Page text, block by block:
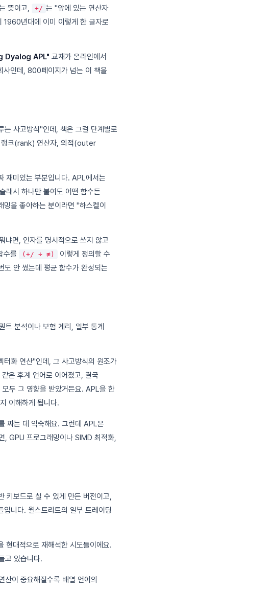
뜻이고, +/ 는 "앞에 있는 연산자
년대에 이미 이렇게 한 글자로
Dyalog APL" 교재가 온라인에서
사인데, 800페이지가 넘는 이 책을
는 사고방식"인데, 책은 그걸 단계별로
랭크(rank) 연산자, 외적(outer
재미있는 부분입니다. APL에서는
래시 하나만 붙여도 어떤 함수든
을 좋아하는 분이라면 "하스켈이
냐면, 인자를 명시적으로 쓰지 않고
수를
(+/ ÷ ≢)
이렇게 정의할 수
안 썼는데 평균 함수가 완성되는
트 분석이나 보험 계리, 일부 통계
터화 연산"인데, 그 사고방식의 원조가
은 후계 언어로 이어졌고, 결국
두 그 영향을 받았거든요. APL을 한
이해하게 됩니다.
짜는 데 익숙해요. 그런데 APL은
, GPU 프로그래밍이나 SIMD 최적화,
키보드로 칠 수 있게 만든 버전이고,
니다. 월스트리트의 일부 트레이딩
현대적으로 재해석한 시도들이에요.
고 있습니다.
이 중요해질수록 배열 언어의